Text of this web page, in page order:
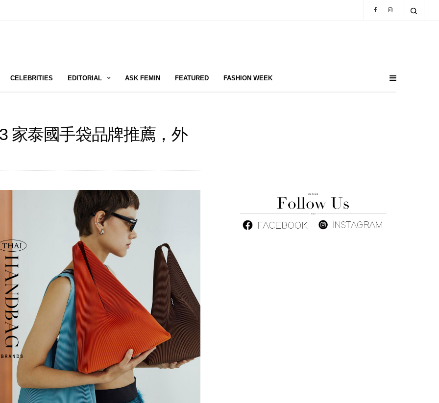
CELEBRITIES EDITORIAL ASK FEMIN FEATURED FASHION WEEK
家泰國手袋品牌推薦，外